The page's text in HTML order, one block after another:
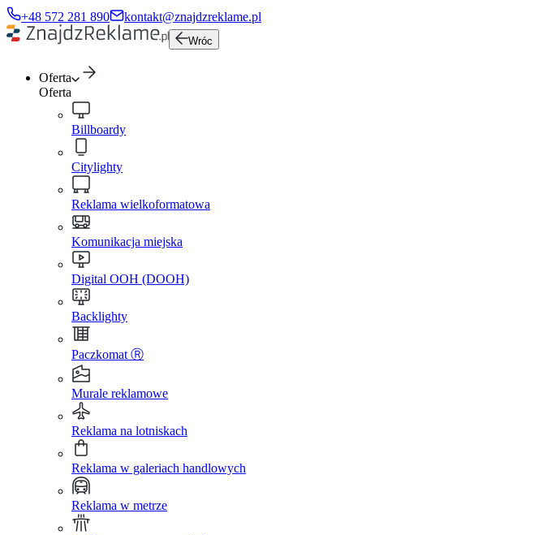
+48 572 281 890 kontakt@znajdzreklame.pl
Wróc
Oferta
Oferta
Billboardy
Citylighty
Reklama wielkoformatowa
Komunikacja miejska
Digital OOH (DOOH)
Backlighty
Paczkomat Ⓡ
Murale reklamowe
Reklama na lotniskach
Reklama w galeriach handlowych
Reklama w metrze